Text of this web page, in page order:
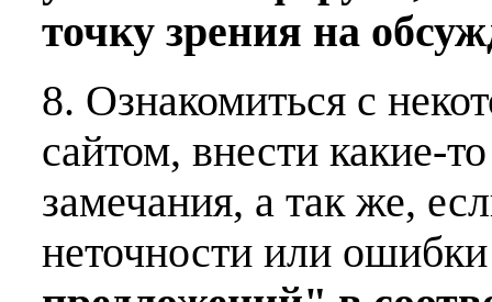
точку зрения на
8. Ознакомиться с
сайтом, внести какие-
замечания, а так же,
неточности или